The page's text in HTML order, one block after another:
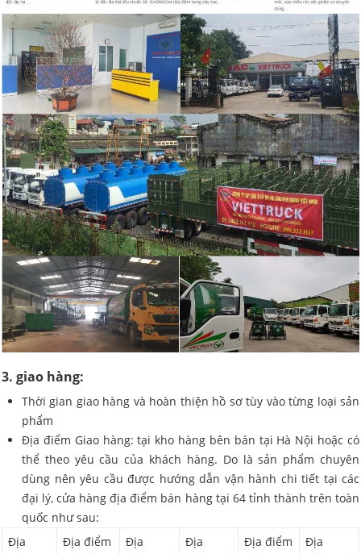
3. giao hàng:
Thời gian giao hàng và hoàn thiện hồ sơ tùy vào từng loại sản
phẩm
Địa điểm Giao hàng: tại kho hàng bên bán tại Hà Nội hoặc có
thể theo yêu cầu của khách hàng. Do là sản phẩm chuyên
dùng nên yêu cầu được hướng dẫn vận hành chi tiết tại các
đại lý, cửa hàng địa điểm bán hàng tại 64 tỉnh thành trên toàn
quốc như sau:
Địa
Địa điểm
Địa
Địa
Địa điểm
Địa